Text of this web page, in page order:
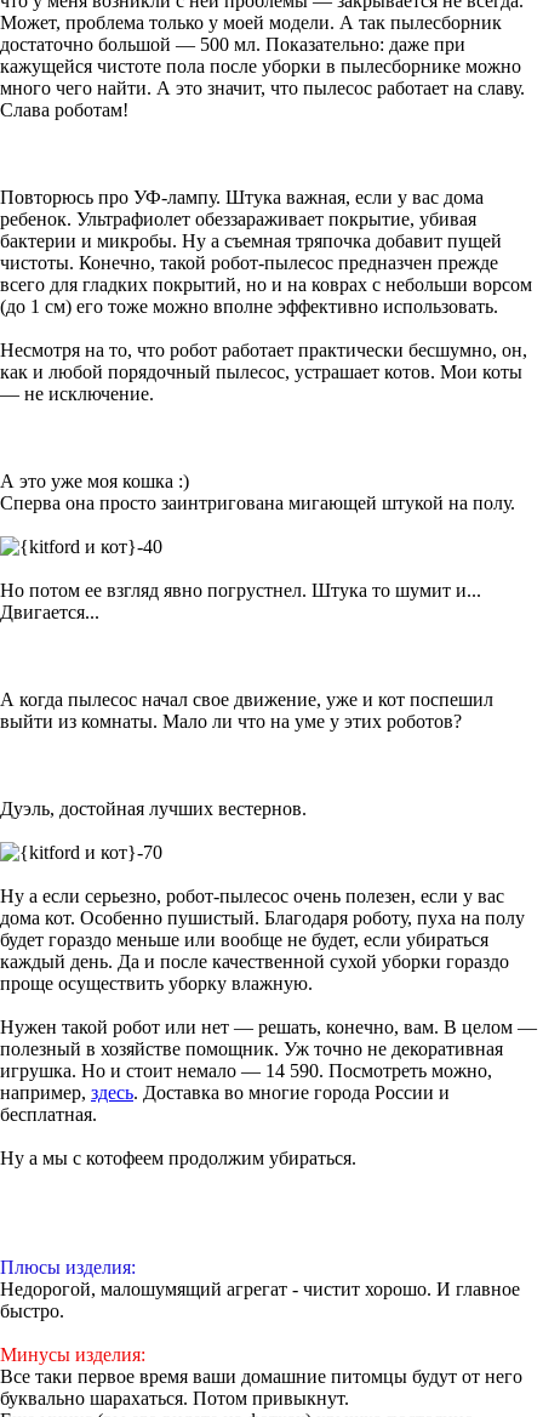
Может, проблема только у моей модели. А так пылесборник
достаточно большой — 500 мл. Показательно: даже при
кажущейся чистоте пола после уборки в пылесборнике можно
много чего найти. А это значит, что пылесос работает на славу.
Слава роботам!
Повторюсь про УФ-лампу. Штука важная, если у вас дома
ребенок. Ультрафиолет обеззараживает покрытие, убивая
бактерии и микробы. Ну а съемная тряпочка добавит пущей
чистоты. Конечно, такой робот-пылесос предназчен прежде
всего для гладких покрытий, но и на коврах с небольши ворсом
(до 1 см) его тоже можно вполне эффективно использовать.
Несмотря на то, что робот работает практически бесшумно, он,
как и любой порядочный пылесос, устрашает котов. Мои коты
— не исключение.
А это уже моя кошка :)
Сперва она просто заинтригована мигающей штукой на полу.
Но потом ее взгляд явно погрустнел. Штука то шумит и...
Двигается...
А когда пылесос начал свое движение, уже и кот поспешил
выйти из комнаты. Мало ли что на уме у этих роботов?
Дуэль, достойная лучших вестернов.
Ну а если серьезно, робот-пылесос очень полезен, если у вас
дома кот. Особенно пушистый. Благодаря роботу, пуха на полу
будет гораздо меньше или вообще не будет, если убираться
каждый день. Да и после качественной сухой уборки гораздо
проще осуществить уборку влажную.
Нужен такой робот или нет — решать, конечно, вам. В целом —
полезный в хозяйстве помощник. Уж точно не декоративная
игрушка. Но и стоит немало — 14 590. Посмотреть можно,
например, здесь. Доставка во многие города России и
бесплатная.
Ну а мы с котофеем продолжим убираться.
Плюсы изделия:
Недорогой, малошумящий агрегат - чистит хорошо. И главное
быстро.
Минусы изделия:
Все таки первое время ваши домашние питомцы будут от него
буквально шарахаться. Потом привыкнут.